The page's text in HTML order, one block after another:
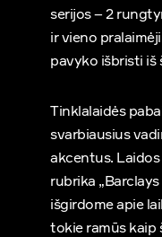
serijos – 2
ir vieno
pavyko išbristi iš
Tinklalaidės
svarbiausius
akcentus.
rubrika
išgirdome apie
tokie ramūs kaip